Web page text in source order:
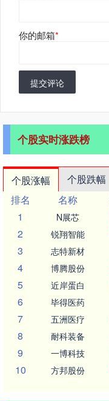
你的邮箱*
提交评论
个股实时涨跌榜
个股涨幅 个股跌幅
排名
名称
1
N展芯
2 锐翔智能
3 志特新材
4 博腾股份
5 近岸蛋白
6 毕得医药
7 五洲医疗
8 耐科装备
9 一博科技
10 方邦股份